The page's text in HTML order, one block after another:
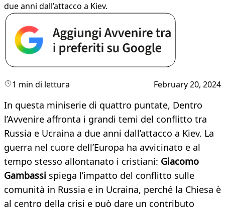
due anni dall’attacco a Kiev.
1 min di lettura February 20, 2024
In questa miniserie di quattro puntate, Dentro
l’Avvenire affronta i grandi temi del conflitto tra
Russia e Ucraina a due anni dall’attacco a Kiev. La
guerra nel cuore dell’Europa ha avvicinato e al
tempo stesso allontanato i cristiani: Giacomo
Gambassi spiega l’impatto del conflitto sulle
comunità in Russia e in Ucraina, perché la Chiesa è
al centro della crisi e può dare un contributo